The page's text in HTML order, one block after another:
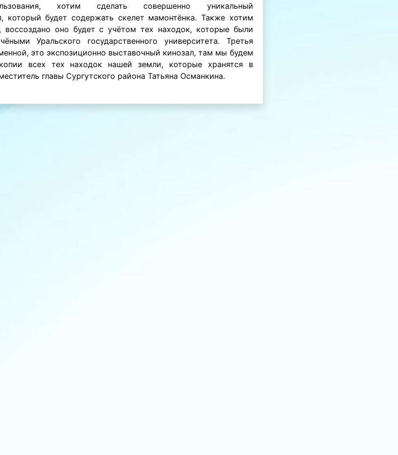
хотим сделать совершенно уникальный
который будет содержать скелет мамонтёнка. Также хотим
оно будет с учётом тех находок, которые были
Уральского государственного университета. Третья
это экспозиционно выставочный кинозал, там мы будем
всех тех находок нашей земли, которые хранятся в
главы Сургутского района Татьяна Османкина.